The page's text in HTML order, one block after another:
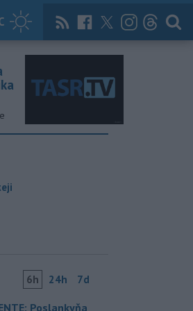
Magazín News Now Archív
6h 24h 7d
Poslankyňa